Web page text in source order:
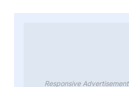
Responsive Advertisement